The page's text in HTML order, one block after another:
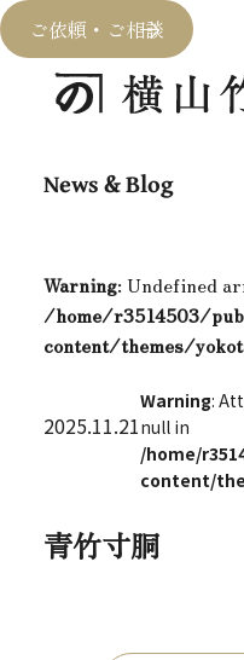
ご依頼・ご相談
News & Blog
Warning: Undefined
/home/r3514503/
content/themes/
2025.11.21
Warning:
null in
/home/
content/
青竹寸胴